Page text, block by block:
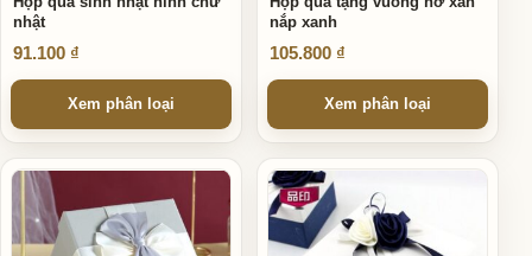
nhật
91.100 ₫
Xem phân loại
nắp xanh
105.800 ₫
Xem phân loại
Sản phẩm này có nhiều biến thể. Các tùy chọn có thể được
Sản phẩm này có nhiều biến